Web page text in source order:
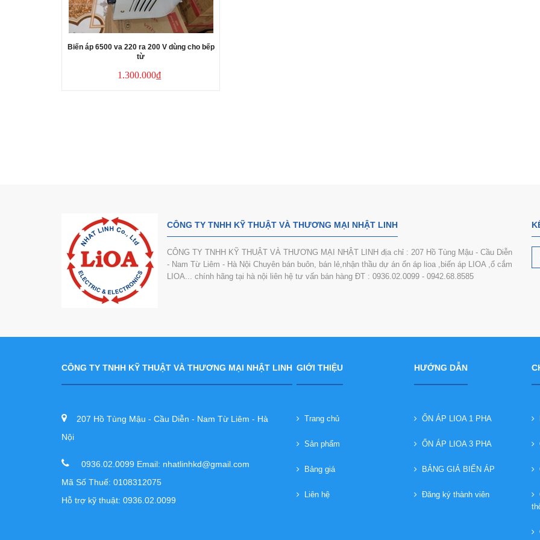
Biến áp 6500 va 220 ra 200 V dùng cho bếp
từ
1.300.000₫
CÔNG TY TNHH KỸ THUẬT VÀ THƯƠNG MẠI NHẬT LINH
CÔNG TY TNHH KỸ THUẬT VÀ THƯƠNG MẠI NHẬT LINH địa chỉ : 207 Hồ Tùng Mậu - Cầu Diễn
- Nam Từ Liêm - Hà Nội Chuyên bán buôn, bán lẻ,nhận thầu dự án ổn áp lioa ,biến áp LIOA ,ổ cắm
LIOA... chính hãng tại hà nội liên hệ tư vấn bán hàng ĐT : 0936.02.0099 - 0942.68.8585
CÔNG TY TNHH KỸ THUẬT VÀ THƯƠNG MẠI NHẬT LINH
207 Hồ Tùng Mậu - Cầu Diễn - Nam Từ Liêm - Hà
Nội
0936.02.0099 Email: nhatlinhkd@gmail.com
Mã Số Thuế: 0108312075
Hỗ trợ kỹ thuật: 0936.02.0099
GIỚI THIỆU
Trang chủ
Sản phẩm
Bảng giá
Liên hệ
HƯỚNG DẪN
ỔN ÁP LIOA 1 PHA
ỔN ÁP LIOA 3 PHA
BẢNG GIÁ BIẾN ÁP
Đăng ký thành viên